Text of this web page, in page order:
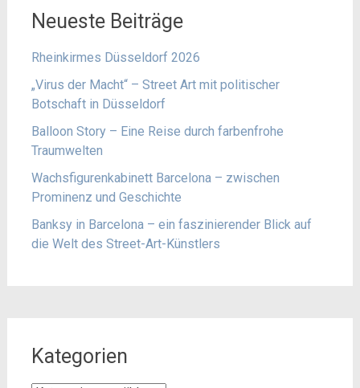
Neueste Beiträge
Rheinkirmes Düsseldorf 2026
„Virus der Macht“ – Street Art mit politischer
Botschaft in Düsseldorf
Balloon Story – Eine Reise durch farbenfrohe
Traumwelten
Wachsfigurenkabinett Barcelona – zwischen
Prominenz und Geschichte
Banksy in Barcelona – ein faszinierender Blick auf
die Welt des Street-Art-Künstlers
Kategorien